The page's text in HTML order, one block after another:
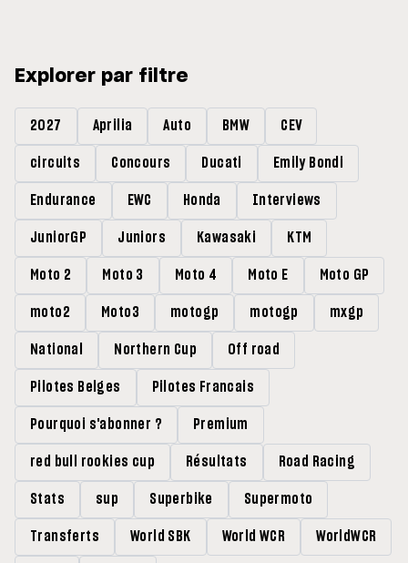
Explorer par filtre
2027 Aprilia Auto BMW CEV
circuits Concours Ducati Emily Bondi
Endurance EWC Honda Interviews
JuniorGP Juniors Kawasaki KTM
Moto 2 Moto 3 Moto 4 Moto E Moto GP
moto2 Moto3 motogp motogp mxgp
National Northern Cup Off road
Pilotes Belges Pilotes Francais
Pourquoi s'abonner ? Premium
red bull rookies cup Résultats Road Racing
Stats sup Superbike Supermoto
Transferts World SBK World WCR WorldWCR